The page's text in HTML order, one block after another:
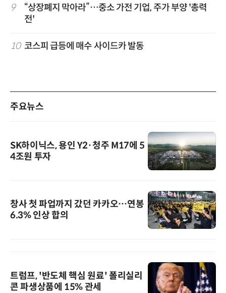
9
“상장폐지 막아라”…중소 가전 기업, 주가 부양 '총력
전'
10 코스피 급등에 매수 사이드카 발동
주요뉴스
SK하이닉스, 용인 Y2·청주 M17에 5
4조원 투자
창사 첫 파업까지 갔던 카카오…연봉
6.3% 인상 합의
트럼프, '반도체 핵심 원료' 폴리실리
콘 파생상품에 15% 관세